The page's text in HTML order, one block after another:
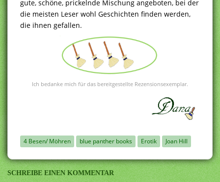
gute, schöne, prickelnde Mischung angeboten, bei der
die meisten Leser wohl Geschichten finden werden,
die ihnen gefallen.
Ich bedanke mich für das bereitgestellte Rezensionsexemplar.
4 Besen/ Möhren blue panther books Erotik Joan Hill
SCHREIBE EINEN KOMMENTAR